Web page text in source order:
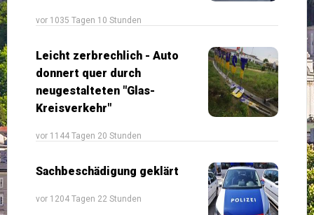
vor 1035 Tagen 10 Stunden
Leicht zerbrechlich - Auto
donnert quer durch
neugestalteten "Glas-
Kreisverkehr"
vor 1144 Tagen 20 Stunden
Sachbeschädigung geklärt
vor 1204 Tagen 22 Stunden